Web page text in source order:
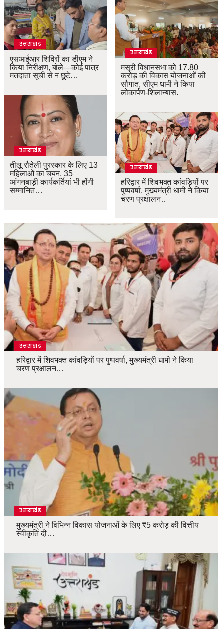
उत्तराखंड
एसआईआर शिविरों का डीएम ने
किया निरीक्षण, बोले—कोई पात्र
मतदाता सूची से न छूटे…
उत्तराखंड
तीलू रौतेली पुरस्कार के लिए 13
महिलाओं का चयन, 35
आंगनबाड़ी कार्यकर्तियां भी होंगी
सम्मानित…
उत्तराखंड
मसूरी विधानसभा को 17.80
करोड़ की विकास योजनाओं की
सौगात, सीएम धामी ने किया
लोकार्पण-शिलान्यास.
उत्तराखंड
हरिद्वार में शिवभक्त कांवड़ियों पर
पुष्पवर्षा, मुख्यमंत्री धामी ने किया
चरण प्रक्षालन…
उत्तराखंड
हरिद्वार में शिवभक्त कांवड़ियों पर पुष्पवर्षा, मुख्यमंत्री धामी ने किया
चरण प्रक्षालन…
उत्तराखंड
मुख्यमंत्री ने विभिन्न विकास योजनाओं के लिए ₹5 करोड़ की वित्तीय
स्वीकृति दी…